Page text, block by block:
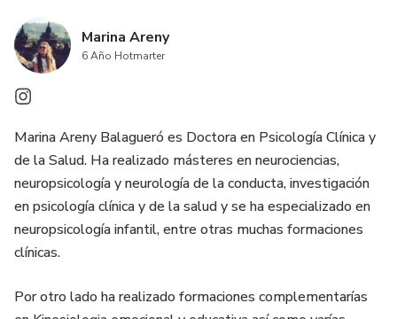
actuando sobre aquellas capacidades y
habilidades que se encuentran en un nivel
todavía normal.
Dentro de el apartado de psicología clínica, encontramos,
inteligencia emocional,
mindfuless y mantras.
La Inteligencia Emocional es una idea que nos permite
Marina Areny
6 Año Hotmarter
Marina Areny Balagueró es Doctora en Psicología Clínica y
de la Salud. Ha realizado másteres en neurociencias,
neuropsicología y neurología de la conducta, investigación
en psicología clínica y de la salud y se ha especializado en
neuropsicología infantil, entre otras muchas formaciones
clínicas.
Por otro lado ha realizado formaciones complementarías